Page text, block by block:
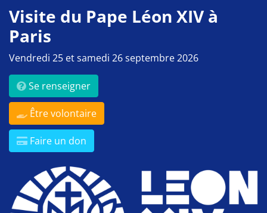
Visite du Pape Léon XIV à
Paris
Vendredi 25 et samedi 26 septembre 2026
Se renseigner
Être volontaire
Faire un don